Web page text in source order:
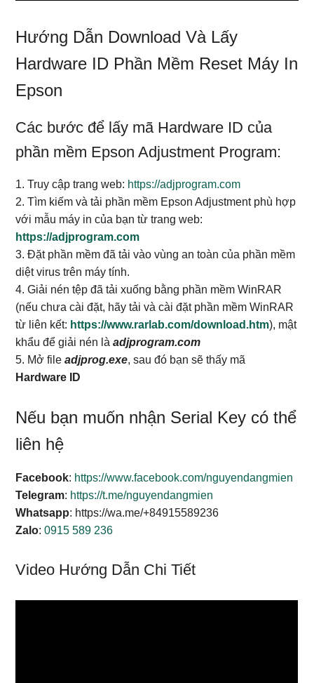
Hướng Dẫn Download Và Lấy
Hardware ID Phần Mềm Reset Máy In
Epson
Các bước để lấy mã Hardware ID của
phần mềm Epson Adjustment Program:
1. Truy cập trang web: https://adjprogram.com
2. Tìm kiếm và tải phần mềm Epson Adjustment phù hợp
với mẫu máy in của bạn từ trang web:
https://adjprogram.com
3. Đặt phần mềm đã tải vào vùng an toàn của phần mềm
diệt virus trên máy tính.
4. Giải nén tệp đã tải xuống bằng phần mềm WinRAR
(nếu chưa cài đặt, hãy tải và cài đặt phần mềm WinRAR
từ liên kết: https://www.rarlab.com/download.htm), mật
khẩu để giải nén làadjprogram.com
5. Mở fileadjprog.exe, sau đó bạn sẽ thấy mã
Hardware ID
Nếu bạn muốn nhận Serial Key có thể
liên hệ
Facebook: https://www.facebook.com/nguyendangmien
Telegram: https://t.me/nguyendangmien
Whatsapp: https://wa.me/+84915589236
Zalo:0915 589 236
Video Hướng Dẫn Chi Tiết